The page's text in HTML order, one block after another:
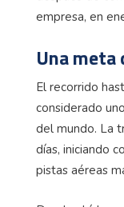
empresa, en
Una
El recorrido
considerado
del mundo. La
días, iniciando
pistas aéreas